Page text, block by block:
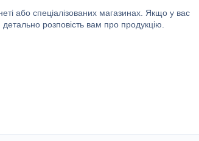
або спеціалізованих магазинах. Якщо у вас
розповість вам про продукцію.